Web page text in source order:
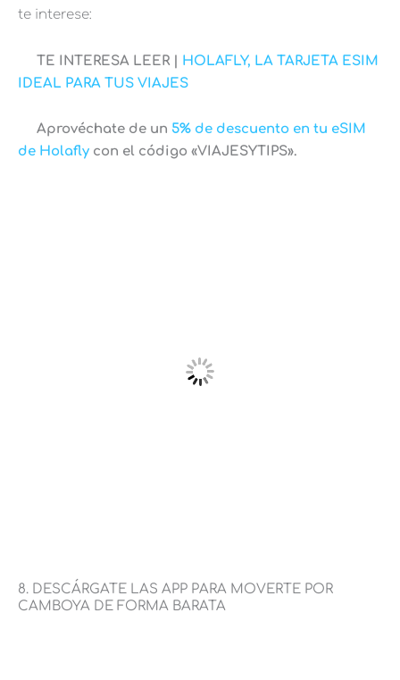
te interese:
TE INTERESA LEER | HOLAFLY, LA TARJETA ESIM
IDEAL PARA TUS VIAJES
Aprovéchate de un 5% de descuento en tu eSIM
de Holafly con el código «VIAJESYTIPS».
8. DESCÁRGATE LAS APP PARA MOVERTE POR
CAMBOYA DE FORMA BARATA